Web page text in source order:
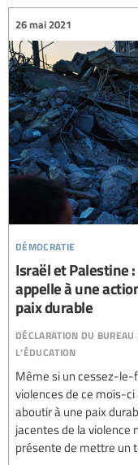
démocratie
26 mai 2021
Israël et Palestine
appelle à une
paix durable
déclaration du
l’éducation
Même si un cessez-
violences de ce mois-
aboutir à une paix
jacentes de la violence
présente de mettre un